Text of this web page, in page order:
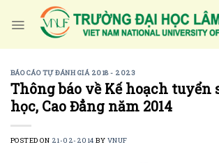
BÁO CÁO TỰ ĐÁNH GIÁ 2018 - 2023
Thông báo về Kế hoạch tuyển
học, Cao Đẳng năm 2014
POSTED ON 21-02-2014 BY VNUF